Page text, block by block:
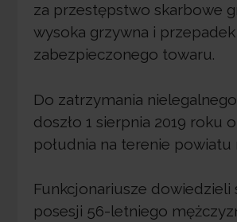
za przestępstwo skarbowe
wysoka grzywna i przepadek
zabezpieczonego towaru.
Do zatrzymania
doszło 1 sierpnia 2019 roku
południa na terenie powiatu
Funkcjonariusze dowiedzieli
posesji 56-letniego